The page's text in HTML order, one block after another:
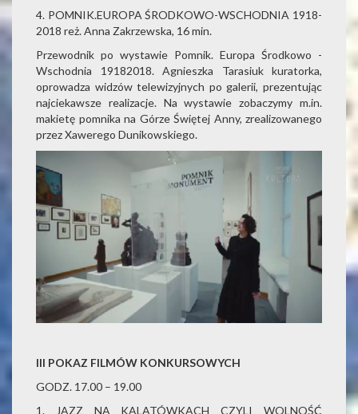
4. POMNIK.EUROPA ŚRODKOWO-WSCHODNIA 1918-
2018 reż. Anna Zakrzewska, 16 min.
Przewodnik po wystawie Pomnik. Europa Środkowo -
Wschodnia 19182018. Agnieszka Tarasiuk kuratorka,
oprowadza widzów telewizyjnych po galerii, prezentując
najciekawsze realizacje. Na wystawie zobaczymy m.in.
makietę pomnika na Górze Świętej Anny, zrealizowanego
przez Xawerego Dunikowskiego.
III POKAZ FILMÓW KONKURSOWYCH
GODZ. 17.00 – 19.00
1. JAZZ NA KALATÓWKACH CZYLI WOLNOŚĆ